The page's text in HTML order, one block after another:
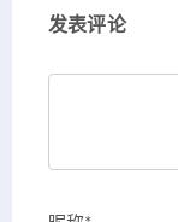
发表评论